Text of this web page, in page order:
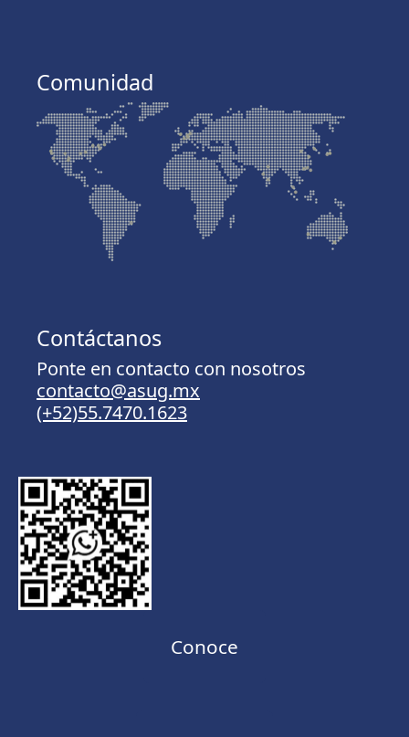
Comunidad
Contáctanos
Ponte en contacto con nosotros
contacto@asug.mx
(+52)55.7470.1623
Conoce